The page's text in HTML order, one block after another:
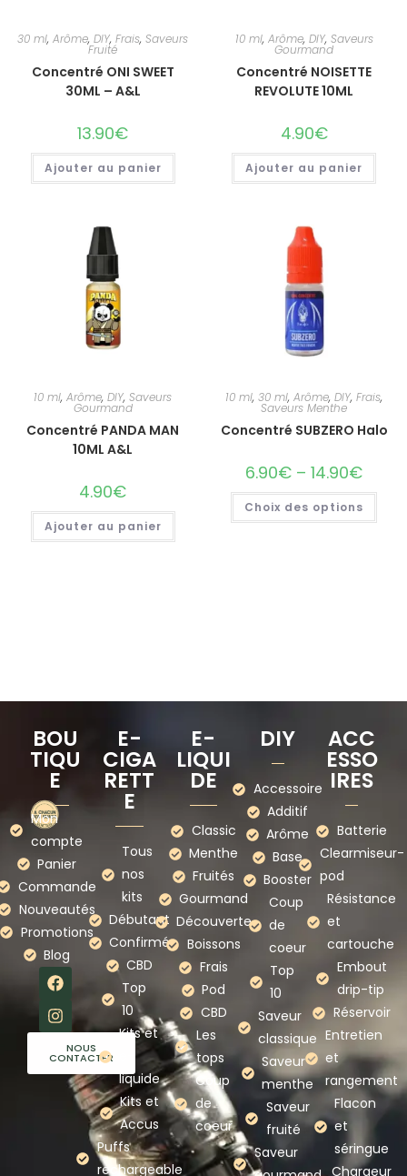
30 ml,Arôme,DIY,Frais,Saveurs
Fruité
Concentré ONI SWEET
30ML – A&L
13.90€
Ajouter au panier
10 ml, Arôme, DIY, Saveurs
Gourmand
Concentré NOISETTE
REVOLUTE 10ML
4.90€
Ajouter au panier
10 ml,Arôme,DIY,Saveurs
Gourmand
Concentré PANDA MAN
10ML A&L
4.90€
Ajouter au panier
10 ml,30 ml,Arôme,DIY,Frais,
Saveurs Menthe
Concentré SUBZERO Halo
6.90€ –14.90€
Choix des options
BOU
TIQU
E
Mon
compte
Panier
Commande
Nouveautés
Promotions
Blog
NOUS
CONTACTER
E-
CIGA
RETT
E
Tous
nos
kits
Débutant
Confirmé
CBD
Top
10
Kits et
liquide
Kits et
Accus
Puffs
rechargeable
E-
LIQUI
DE
Classic
Menthe
Fruités
Gourmand
Découverte
Boissons
Frais
Pod
CBD
Les
tops
Coup
de
coeur
DIY
Accessoire
Additif
Arôme
Base
Booster
Coup
de
coeur
Top
10
Saveur
classique
Saveur
menthe
Saveur
fruité
Saveur
ACC
ESSO
IRES
Batterie
Clearmiseur-
pod
Résistance
et
cartouche
Embout
drip-tip
Réservoir
Entretien
et
rangement
Flacon
et
séringue
Chargeur